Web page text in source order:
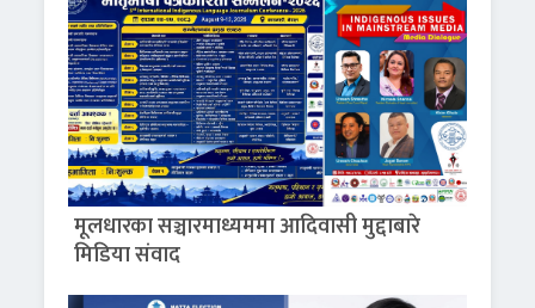
मूलधारका सञ्चारमाध्यममा आदिवासी मुद्दाबारे
मिडिया संवाद